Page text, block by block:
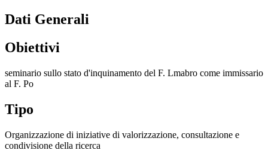
Dati Generali
Obiettivi
seminario sullo stato d'inquinamento del F. Lmabro come immissario
al F. Po
Tipo
Organizzazione di iniziative di valorizzazione, consultazione e
condivisione della ricerca